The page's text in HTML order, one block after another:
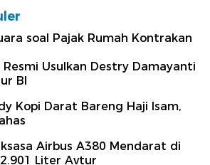
soal Pajak Rumah Kontrakan
Usulkan Destry Damayanti
BI
Kopi Darat Bareng Haji Isam,
Airbus A380 Mendarat di
Liter Avtur